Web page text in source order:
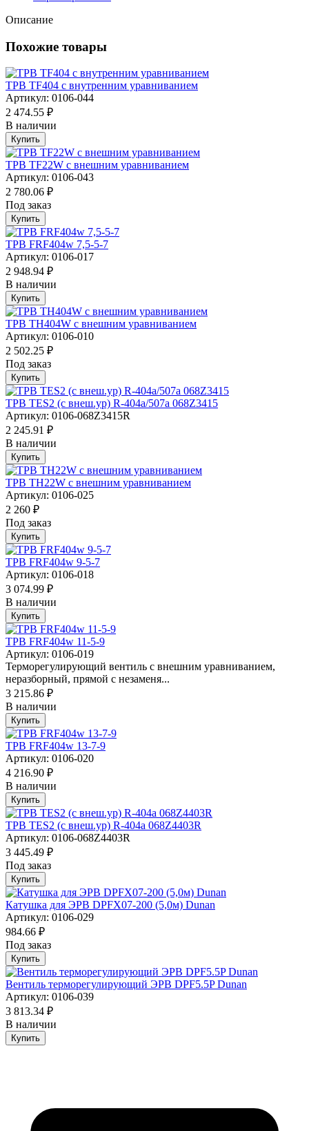
Описание
Похожие товары
ТРВ TF404 с внутренним уравниванием
Артикул: 0106-044
2 474.55 ₽
В наличии
Купить
ТРВ TF22W с внешним уравниванием
Артикул: 0106-043
2 780.06 ₽
Под заказ
Купить
ТРВ FRF404w 7,5-5-7
Артикул: 0106-017
2 948.94 ₽
В наличии
Купить
ТРВ TH404W с внешним уравниванием
Артикул: 0106-010
2 502.25 ₽
Под заказ
Купить
ТРВ TES2 (с внеш.ур) R-404a/507а 068Z3415
Артикул: 0106-068Z3415R
2 245.91 ₽
В наличии
Купить
ТРВ TH22W с внешним уравниванием
Артикул: 0106-025
2 260 ₽
Под заказ
Купить
ТРВ FRF404w 9-5-7
Артикул: 0106-018
3 074.99 ₽
В наличии
Купить
ТРВ FRF404w 11-5-9
Артикул: 0106-019
Терморегулирующий вентиль с внешним уравниванием,
неразборный, прямой с незаменя...
3 215.86 ₽
В наличии
Купить
ТРВ FRF404w 13-7-9
Артикул: 0106-020
4 216.90 ₽
В наличии
Купить
ТРВ TES2 (с внеш.ур) R-404a 068Z4403R
Артикул: 0106-068Z4403R
3 445.49 ₽
Под заказ
Купить
Катушка для ЭРВ DPFX07-200 (5,0м) Dunan
Артикул: 0106-029
984.66 ₽
Под заказ
Купить
Вентиль терморегулирующий ЭРВ DPF5.5P Dunan
Артикул: 0106-039
3 813.34 ₽
В наличии
Купить